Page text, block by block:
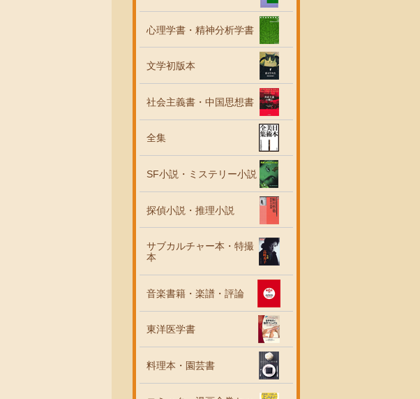
心理学書・精神分析学書
文学初版本
社会主義書・中国思想書
全集
SF小説・ミステリー小説
探偵小説・推理小説
サブカルチャー本・特撮
本
音楽書籍・楽譜・評論
東洋医学書
料理本・園芸書